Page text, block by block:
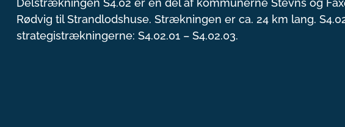
Delstrækningen S4.02 er en del af kommunerne Stevns og
Rødvig til Strandlodshuse. Strækningen er ca. 24 km lang.
strategistrækningerne: S4.02.01 – S4.02.03.